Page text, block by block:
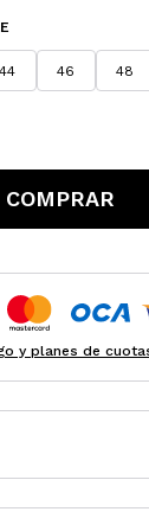
44 46 48
COMPRAR
y planes de